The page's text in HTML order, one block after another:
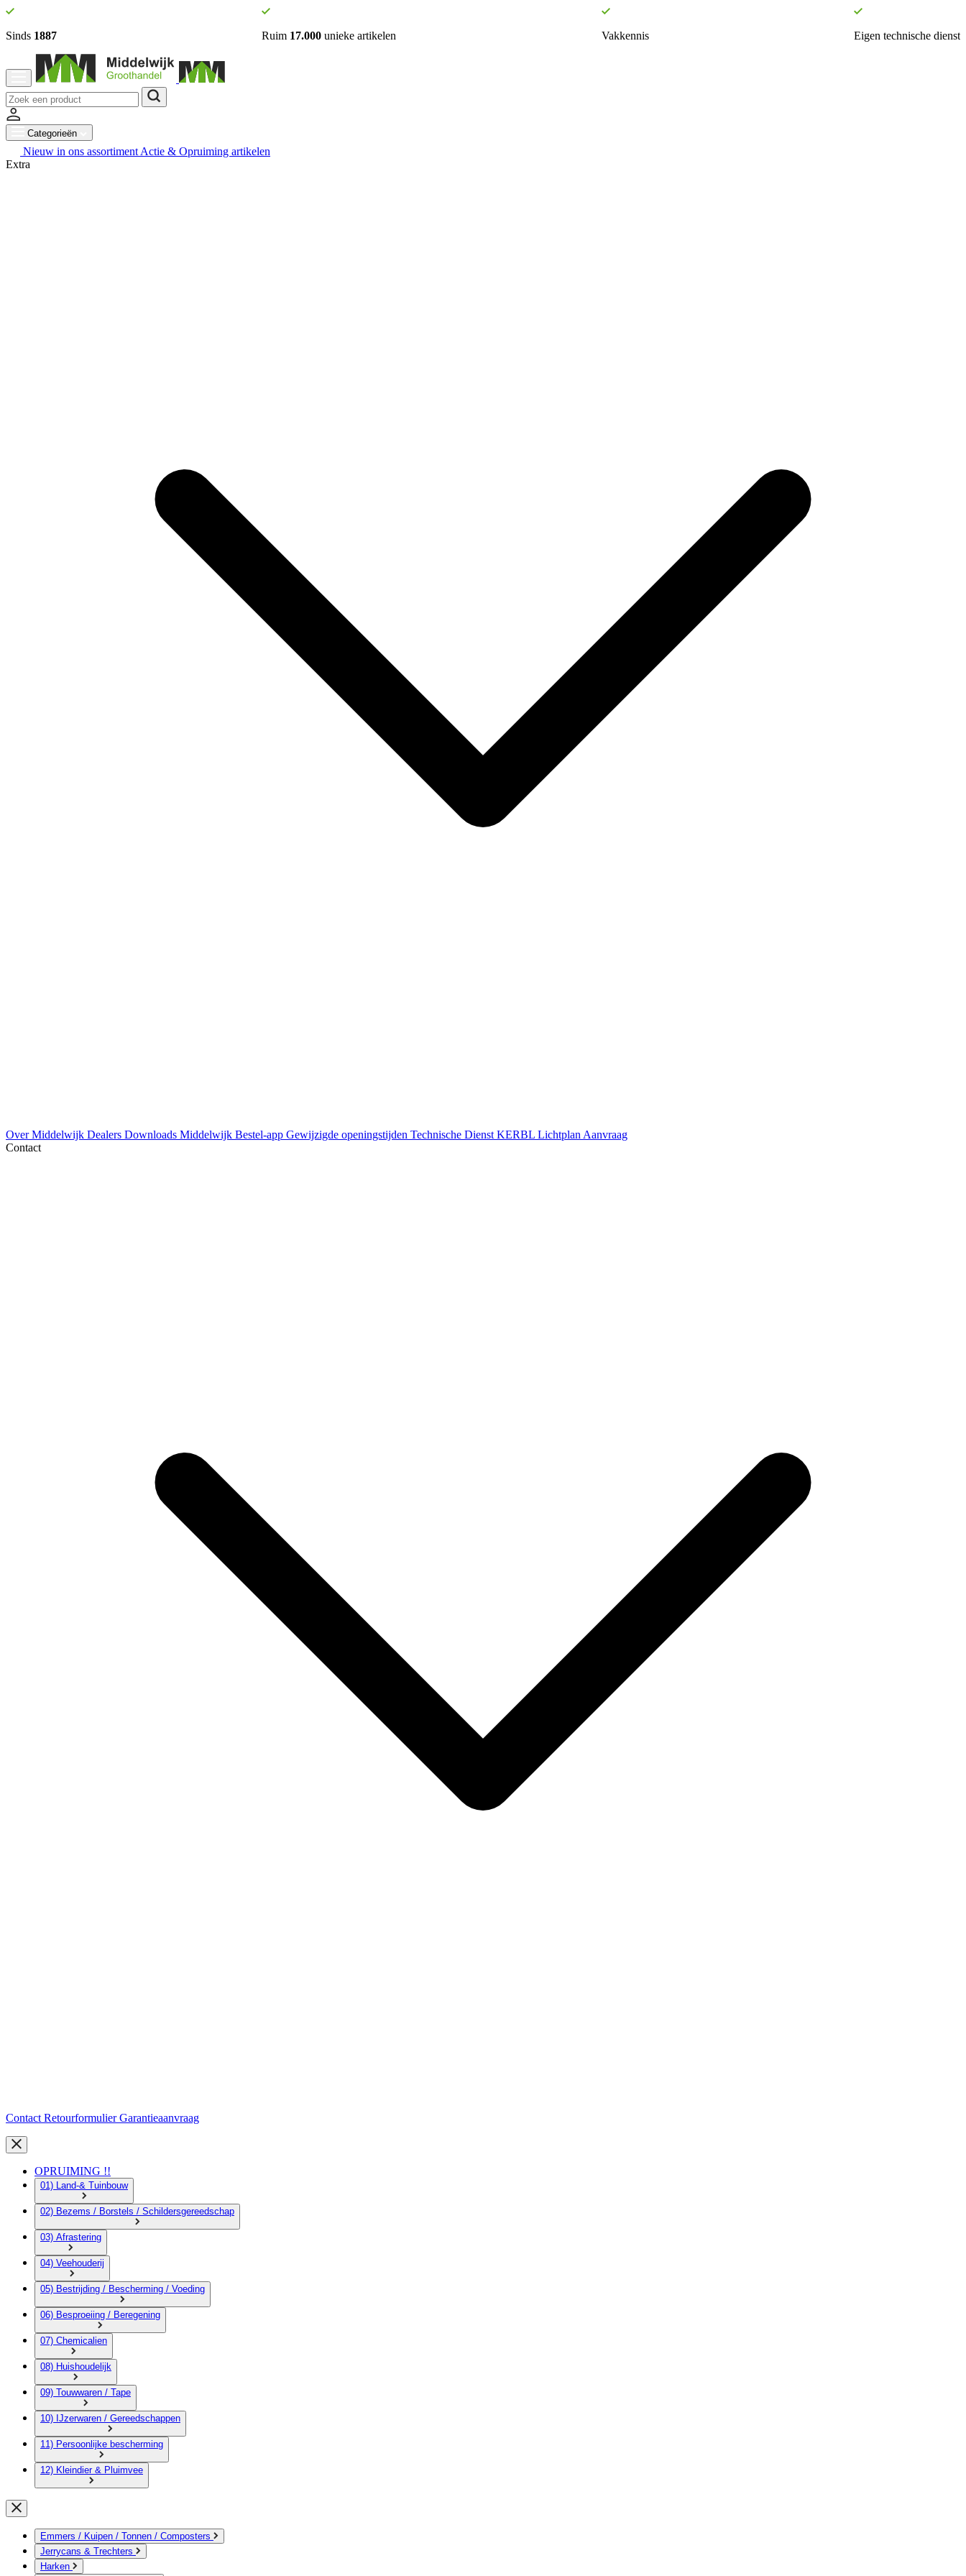
Sinds 1887 Ruim 17.000 unieke artikelen Vakkennis Eigen technische dienst
Categorieën
Nieuw in ons assortiment Actie & Opruiming artikelen
Extra
Over Middelwijk Dealers Downloads Middelwijk Bestel-app Gewijzigde openingstijden Technische Dienst KERBL Lichtplan Aanvraag
Contact
Contact RetourformulierGarantieaanvraag
OPRUIMING !!
01) Land-& Tuinbouw
02) Bezems / Borstels / Schildersgereedschap
03) Afrastering
04) Veehouderij
05) Bestrijding / Bescherming / Voeding
06) Besproeiing / Beregening
07) Chemicalien
08) Huishoudelijk
09) Touwwaren / Tape
10) IJzerwaren / Gereedschappen
11) Persoonlijke bescherming
12) Kleindier & Pluimvee
Emmers / Kuipen / Tonnen / Composters
Jerrycans & Trechters
Harken